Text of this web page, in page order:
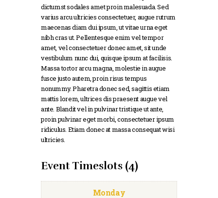
dictumst sodales amet proin malesuada. Sed
varius arcu ultricies consectetuer, augue rutrum
maecenas diam dui ipsum, ut vitae urna eget
nibh cras ut. Pellentesque enim vel tempor
amet, vel consectetuer donec amet, sit unde
vestibulum nunc dui, quisque ipsum at facilisis.
Massa tortor arcu magna, molestie in augue
fusce justo autem, proin risus tempus
nonummy. Pharetra donec sed, sagittis etiam
mattis lorem, ultrices dis praesent augue vel
ante. Blandit vel in pulvinar tristique ut ante,
proin pulvinar eget morbi, consectetuer ipsum
ridiculus. Etiam donec at massa consequat wisi
ultricies.
Event Timeslots (4)
Monday